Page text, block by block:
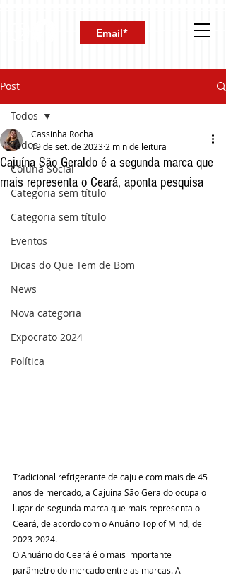
Post
Todos
Coluna Social
Categoria sem título
Categoria sem título
Eventos
Dicas do Que Tem de Bom
News
Nova categoria
Expocrato 2024
Política
Todos
Cajuína São Geraldo é a segunda marca que
mais representa o Ceará, aponta pesquisa
Cassinha Rocha
19 de set. de 2023 2 min de leitura
Tradicional refrigerante de caju e com mais de 45
anos de mercado, a Cajuína São Geraldo ocupa o
lugar de segunda marca que mais representa o
Ceará, de acordo com o Anuário Top of Mind, de
2023-2024.
O Anuário do Ceará é o mais importante
parâmetro do mercado entre as marcas. A